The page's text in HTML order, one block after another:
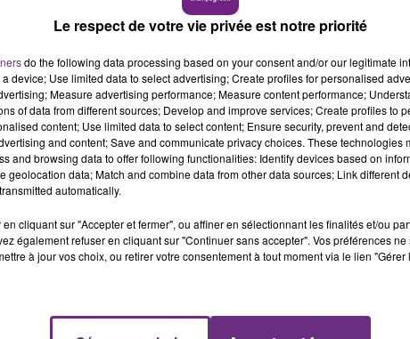
LE MAGASIN JOUÉCLUB DE REIMS FERME
C'était l'une des institutions du centre-ville
rémois. Le magasin JouéClub est contraint de
Le respect de votre vie privée est notre priorité
do the following data processing based on your consent and/or our legitimate
device; Use limited data to select advertising; Create profiles for personalised
Measure advertising performance; Measure content performance;
of data from different sources; Develop and improve services; Create profiles to
content; Use limited data to select content; Ensure security, prevent and
and content; Save and communicate privacy choices. These technologies
and browsing data to offer following functionalities: Identify devices based on
geolocation data; Match and combine data from other data sources; Link different
automatically.
cliquant sur "Accepter et fermer", ou affiner en sélectionnant les finalités et/ou
également refuser en cliquant sur "Continuer sans accepter". Vos préférences
à jour vos choix, ou retirer votre consentement à tout moment via le lien